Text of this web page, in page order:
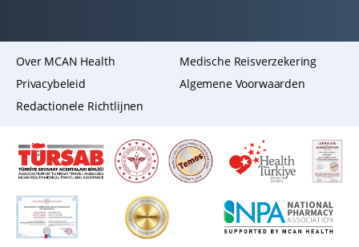
Over MCAN Health
Medische Reisverzekering
Privacybeleid
Algemene Voorwaarden
Redactionele Richtlijnen